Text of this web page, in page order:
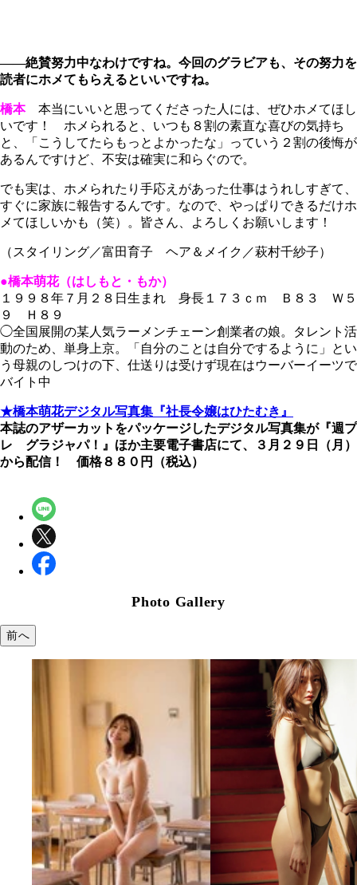
――絶賛努力中なわけですね。今回のグラビアも、その努力を
読者にホメてもらえるといいですね。
橋本本当にいいと思ってくださった人には、ぜひホメてほし
いです！ ホメられると、いつも８割の素直な喜びの気持ち
と、「こうしてたらもっとよかったな」っていう２割の後悔が
あるんですけど、不安は確実に和らぐので。
でも実は、ホメられたり手応えがあった仕事はうれしすぎて、
すぐに家族に報告するんです。なので、やっぱりできるだけホ
メてほしいかも（笑）。皆さん、よろしくお願いします！
（スタイリング／富田育子 ヘア＆メイク／萩村千紗子）
●橋本萌花（はしもと・もか）
１９９８年７月２８日生まれ 身長１７３ｃｍ Ｂ８３ Ｗ５
９ Ｈ８９
◯全国展開の某人気ラーメンチェーン創業者の娘。タレント活
動のため、単身上京。「自分のことは自分でするように」とい
う母親のしつけの下、仕送りは受けず現在はウーバーイーツで
バイト中
★橋本萌花デジタル写真集『社長令嬢はひたむき』
本誌のアザーカットをパッケージしたデジタル写真集が『週プ
レ グラジャパ！』ほか主要電子書店にて、３月２９日（月）
から配信！ 価格８８０円（税込）
Photo Gallery
前へ